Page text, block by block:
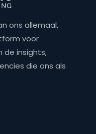
ons allemaal,
voor
de insights,
die ons als